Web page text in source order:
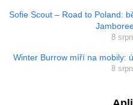
Sofie Scout – Road to Poland:
8
Winter Burrow míří na mobily:
8